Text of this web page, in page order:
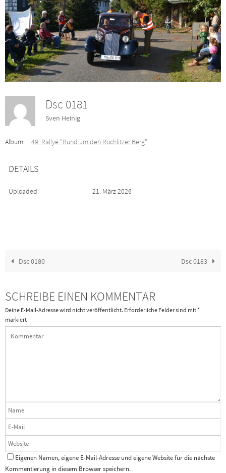
Dsc 0181
Sven Heinig
Album: 49. Rallye "Rund um den Rochlitzer Berg"
DETAILS
Uploaded 21. März 2026
Dsc 0180 Dsc 0183
SCHREIBE EINEN KOMMENTAR
Deine E-Mail-Adresse wird nicht veröffentlicht. Erforderliche Felder sind mit*
markiert
Eigenen Namen, eigene E-Mail-Adresse und eigene Website für die nächste
Kommentierung in diesem Browser speichern.